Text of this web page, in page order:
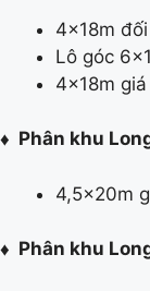
4x18m
Lô góc
4x18m giá
♦ Phân khu
4,5x20m
♦ Phân khu